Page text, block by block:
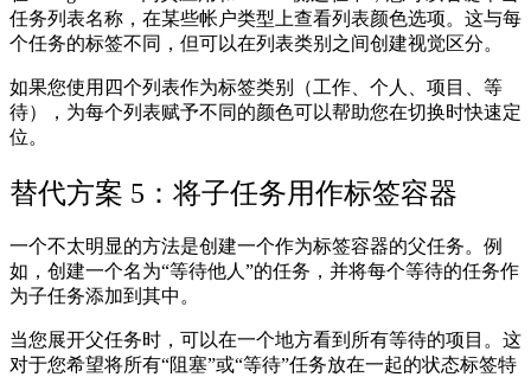
任务列表名称，在某些帐户类型上查看列表颜色选项。这与每
个任务的标签不同，但可以在列表类别之间创建视觉区分。
如果您使用四个列表作为标签类别（工作、个人、项目、等
待），为每个列表赋予不同的颜色可以帮助您在切换时快速定
位。
替代方案 5：将子任务用作标签容器
一个不太明显的方法是创建一个作为标签容器的父任务。例
如，创建一个名为“等待他人”的任务，并将每个等待的任务作
为子任务添加到其中。
当您展开父任务时，可以在一个地方看到所有等待的项目。这
对于您希望将所有“阻塞”或“等待”任务放在一起的状态标签特